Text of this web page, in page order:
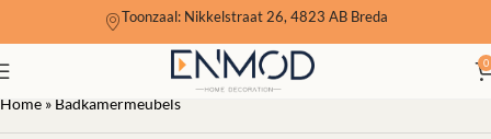
Toonzaal: Nikkelstraat 26, 4823 AB Breda
0
Badkamermeubels
Home » Badkamermeubels